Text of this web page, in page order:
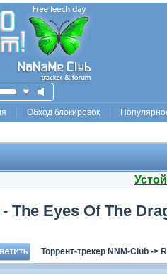
Обход блокировок
The Eyes Of The
Торрент-трекер NNM-Club->